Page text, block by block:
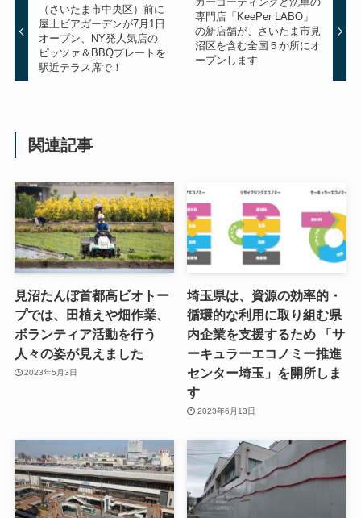
（さいたま市中央区）前に
屋上ビアガーデンが7月1日
オープン、NY発人気店の
ピッツァ＆BBQプレートを
駅近テラス席で！
専門店「KeePer LABO」
の新店舗が、さいたま市見
沼区を含む全国５か所にオ
ープンします
関連記事
見沼たんぼ首都高ビオトー
プでは、田植えや畑作業、
ボランティア活動を行う
人々の姿が見えました
2023年5月3日
埼玉県は、資源の効率的・
循環的な利用に取り組む県
内企業を支援するため 「サ
ーキュラーエコノミー推進
センター埼玉」を開所しま
す
2023年6月13日